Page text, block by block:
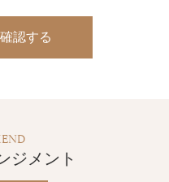
認する
ジメント